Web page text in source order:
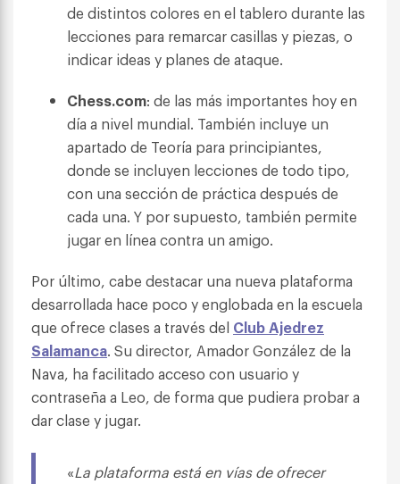
de distintos colores en el tablero durante las
lecciones para remarcar casillas y piezas, o
indicar ideas y planes de ataque.
Chess.com: de las más importantes hoy en
día a nivel mundial. También incluye un
apartado de Teoría para principiantes,
donde se incluyen lecciones de todo tipo,
con una sección de práctica después de
cada una. Y por supuesto, también permite
jugar en línea contra un amigo.
Por último, cabe destacar una nueva plataforma
desarrollada hace poco y englobada en la escuela
que ofrece clases a través del Club Ajedrez
Salamanca. Su director, Amador González de la
Nava, ha facilitado acceso con usuario y
contraseña a Leo, de forma que pudiera probar a
dar clase y jugar.
«La plataforma está en vías de ofrecer